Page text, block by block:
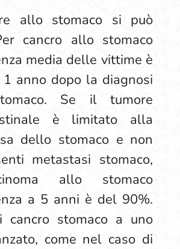
allo stomaco si può
cancro allo stomaco
media delle vittime è
anno dopo la diagnosi
Se il tumore
è limitato alla
dello stomaco e non
metastasi stomaco,
allo stomaco
a 5 anni è del 90%.
cancro stomaco a uno
come nel caso di